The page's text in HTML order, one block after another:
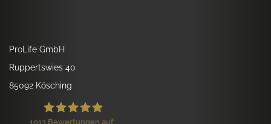
ProLife GmbH
Ruppertswies 40
85092 Kösching
1913 Bewertungen auf